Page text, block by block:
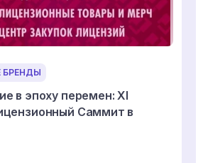
БРЕНДЫ
в эпоху перемен: XI
Саммит в